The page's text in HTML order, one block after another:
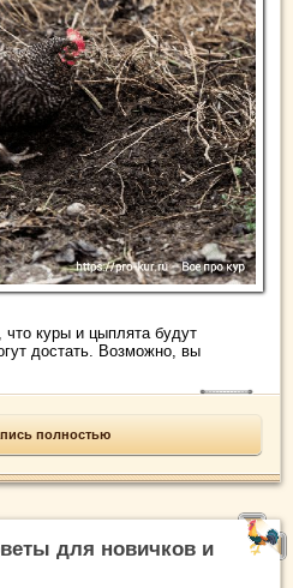
куры и цыплята будут
достать. Возможно, вы
полностью
для новичков и